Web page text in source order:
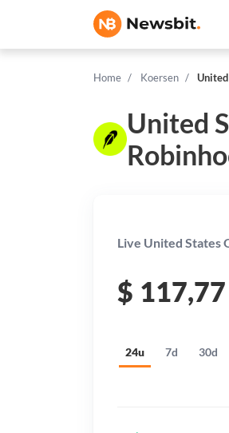
Home Koersen
United
Live United States
$ 117,77
24u 7d 30d